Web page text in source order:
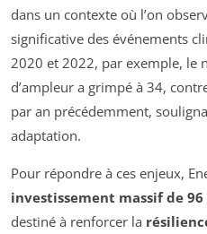
dans un contexte où l’on
significative des événements
2020 et 2022, par exemple, le
d’ampleur a grimpé à 34,
par an précédemment,
adaptation.
Pour répondre à ces enjeux,
investissement massif de
destiné à renforcer la